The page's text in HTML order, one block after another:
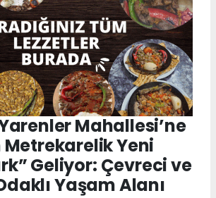
Mahallesi’ne
Metrekarelik Yeni
Geliyor: Çevreci ve
Yaşam Alanı